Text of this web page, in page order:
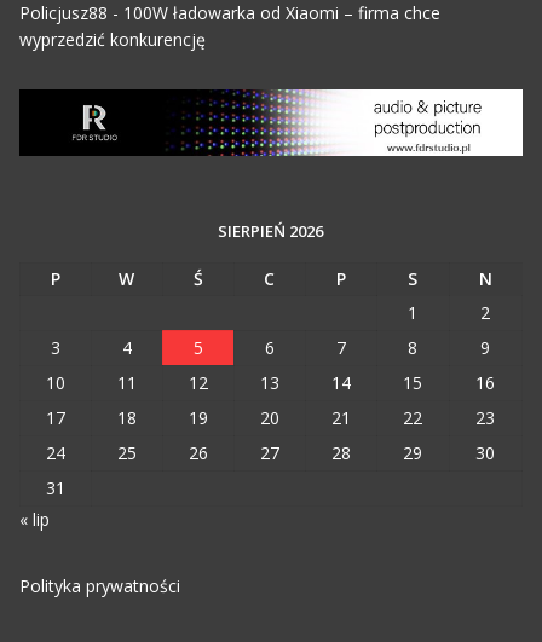
Policjusz88 - 100W ładowarka od Xiaomi – firma chce
wyprzedzić konkurencję
SIERPIEŃ 2026
P W Ś C P S
N
1
2
3
4 5 6 7 8
9
10
11 12 13 14 15
16
17
18 19 20 21 22
23
24
25 26 27 28 29
30
31
« lip
Polityka prywatności